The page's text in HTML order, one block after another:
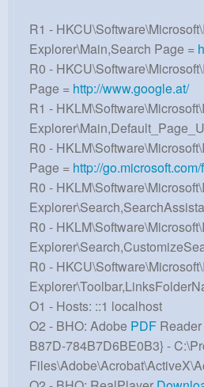
R1 -
Explorer\Main,Search Page =
R0 -
Page = http://www.google.at/
R1 -
R0 -
Page = http://go.microsoft.com/
R0 -
R0 -
R0 -
O1 - Hosts: ::1 localhost
O2 - BHO: Adobe PDF
B87D-784B7D6BE0B3} -